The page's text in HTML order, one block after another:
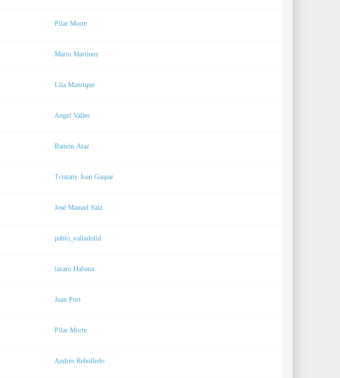
Pilar Morte
Mario Martínez
Lila Manrique
Angel Valles
Ramón Ataz
Tristany Joan Gaspar
José Manuel Sáiz
pablo_valladolid
lazaro Habana
Joan Port
Pilar Morte
Andrés Rebolledo